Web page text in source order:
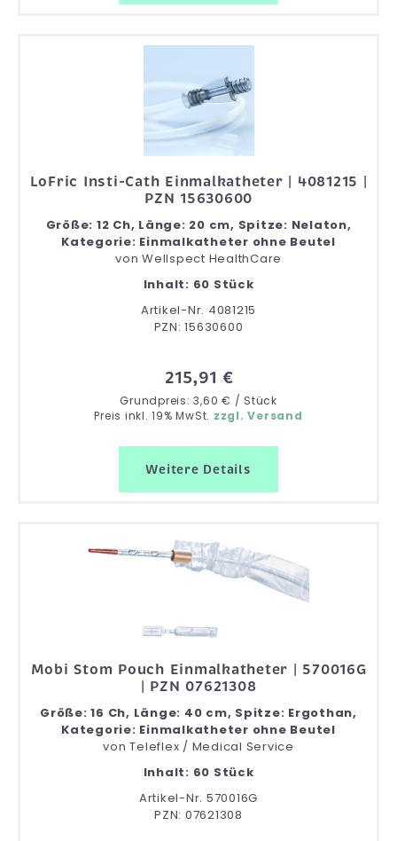
LoFric Insti-Cath Einmalkatheter | 4081215 |
PZN 15630600
Größe: 12 Ch, Länge: 20 cm, Spitze: Nelaton,
Kategorie: Einmalkatheter ohne Beutel
von Wellspect HealthCare
Inhalt: 60 Stück
Artikel-Nr. 4081215
PZN: 15630600
215,91 €
Grundpreis: 3,60 € / Stück
Preis inkl. 19% MwSt. zzgl. Versand
Weitere Details
Mobi Stom Pouch Einmalkatheter | 570016G
| PZN 07621308
Größe: 16 Ch, Länge: 40 cm, Spitze: Ergothan,
Kategorie: Einmalkatheter ohne Beutel
vonTeleflex / Medical Service
Inhalt: 60 Stück
Artikel-Nr. 570016G
PZN: 07621308